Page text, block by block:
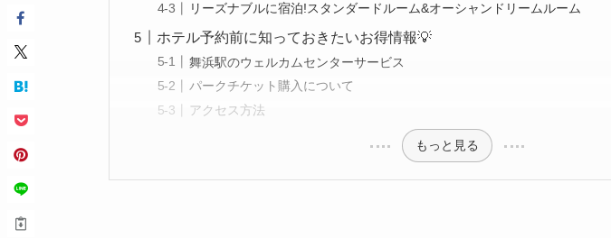
リーズナブルに宿泊!スタンダードルーム&オーシャンドリームルーム
ホテル予約前に知っておきたいお得情報💡
舞浜駅のウェルカムセンターサービス
パークチケット購入について
アクセス方法
もっと見る